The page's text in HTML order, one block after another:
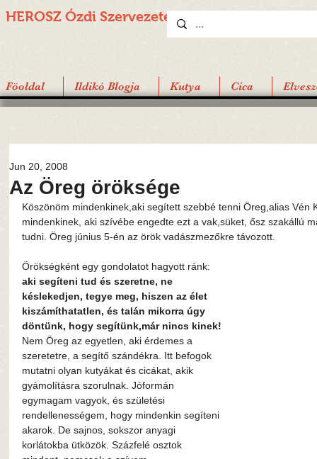
HEROSZ Ózdi Szervezete
Föoldal Ildikó Blogja Kutya Cica
Az Öreg öröksége
Jun 20, 2008
Köszönöm mindenkinek,aki segített szebbé tenni Öreg,alias
mindenkinek, aki szívébe engedte ezt a vak,süket, ősz szakállú
tudni. Öreg június 5-én az örök vadászmezőkre távozott.
Örökségként egy gondolatot hagyott ránk:
aki segíteni tud és szeretne, ne
késlekedjen, tegye meg, hiszen az élet
kiszámíthatatlen, és talán mikorra úgy
döntünk, hogy segítünk,már nincs kinek!
Nem Öreg az egyetlen, aki érdemes a
szeretetre, a segítő szándékra. Itt befogok
mutatni olyan kutyákat és cicákat, akik
gyámolításra szorulnak. Jóformán
egymagam vagyok, és születési
rendellenességem, hogy mindenkin segíteni
akarok. De sajnos, sokszor anyagi
korlátokba ütközök. Százfelé osztok